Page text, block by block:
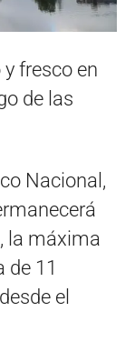
fresco en
de las
Nacional,
la máxima
de 11
el